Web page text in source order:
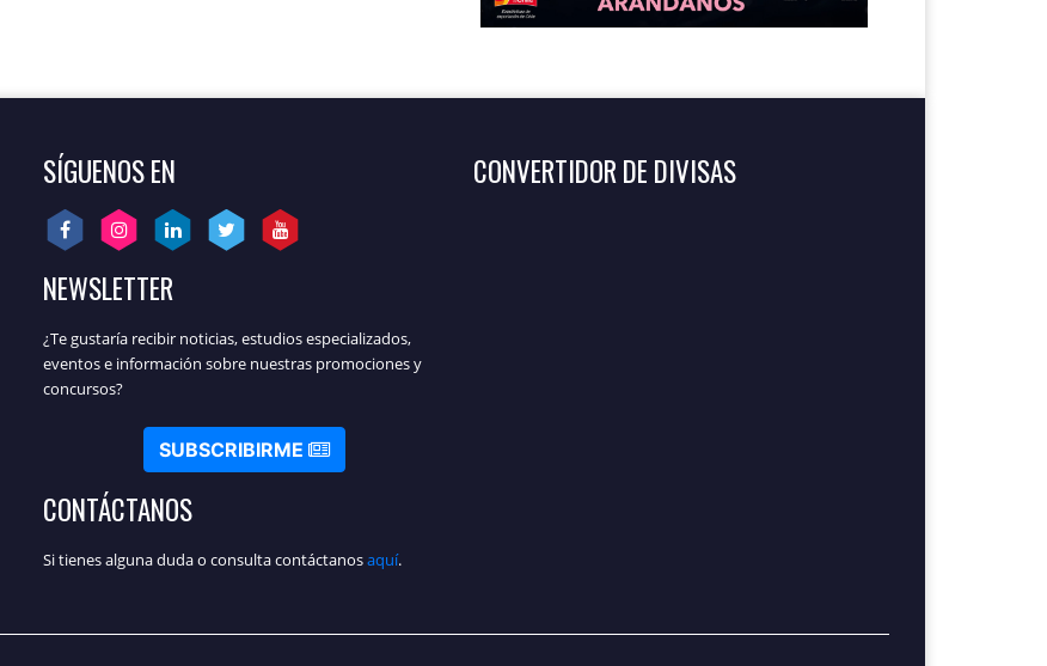
SÍGUENOS EN
NEWSLETTER
¿Te gustaría recibir noticias, estudios especializados,
eventos e información sobre nuestras promociones y
concursos?
SUBSCRIBIRME
CONTÁCTANOS
Si tienes alguna duda o consulta contáctanosaquí.
CONVERTIDOR DE DIVISAS